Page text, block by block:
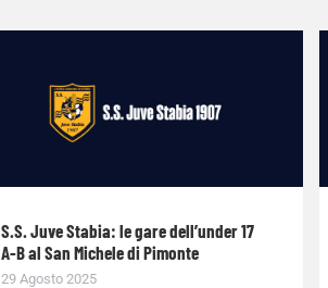
S.S. Juve Stabia: le gare dell’under 17
A-B al San Michele di Pimonte
29 Agosto 2025